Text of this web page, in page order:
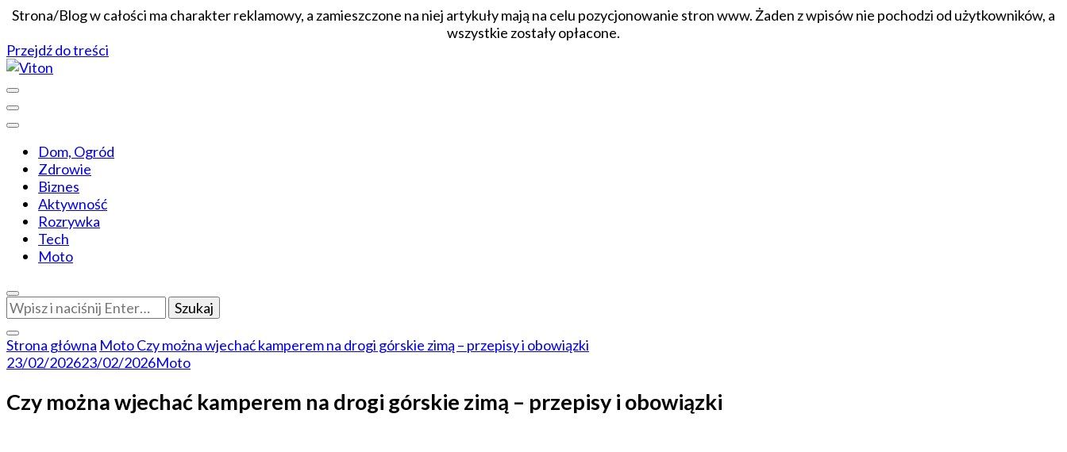
Strona/Blog w całości ma charakter reklamowy, a zamieszczone na niej artykuły mają na celu pozycjonowanie stron www. Żaden z wpisów nie pochodzi od użytkowników, a
wszystkie zostały opłacone.
Przejdź do treści
Viton
Dom, Ogród
Zdrowie
Biznes
Aktywność
Rozrywka
Tech
Moto
Szukasz
czegoś?
Strona główna MotoCzy można wjechać kamperem na drogi górskie zimą – przepisy i obowiązki
23/02/202623/02/2026Moto
Czy można wjechać kamperem na drogi górskie zimą – przepisy i obowiązki